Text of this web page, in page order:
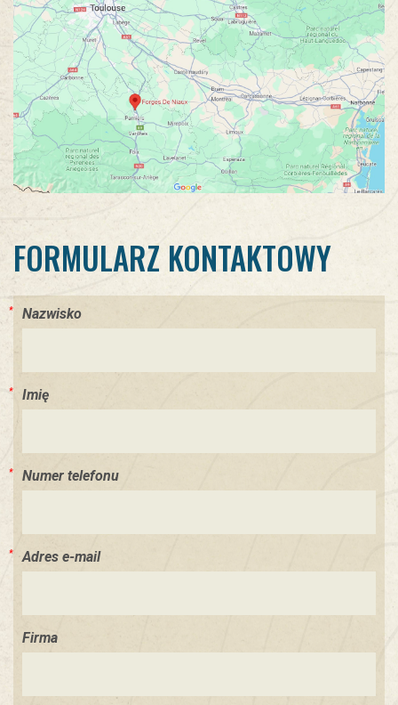
FORMULARZ KONTAKTOWY
Nazwisko
Imię
Numer telefonu
Adres e-mail
Firma